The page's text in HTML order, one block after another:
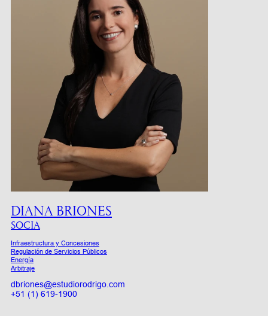
DIANA BRIONES
SOCIA
Infraestructura y Concesiones
Regulación de Servicios Públicos
Energía
Arbitraje
dbriones@estudiorodrigo.com
+51 (1) 619-1900